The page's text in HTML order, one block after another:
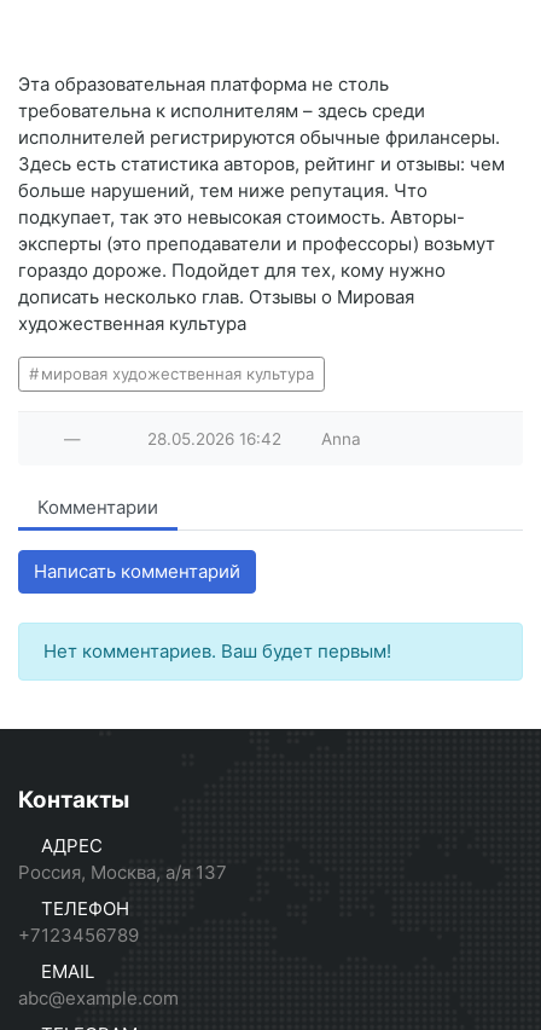
Эта образовательная платформа не столь
требовательна к исполнителям – здесь среди
исполнителей регистрируются обычные фрилансеры.
Здесь есть статистика авторов, рейтинг и отзывы: чем
больше нарушений, тем ниже репутация. Что
подкупает, так это невысокая стоимость. Авторы-
эксперты (это преподаватели и профессоры) возьмут
гораздо дороже. Подойдет для тех, кому нужно
дописать несколько глав. Отзывы о Мировая
художественная культура
мировая художественная культура
— 28.05.2026 16:42 Anna
Комментарии
Написать комментарий
Нет комментариев. Ваш будет первым!
Контакты
АДРЕС
Россия, Москва, а/я 137
ТЕЛЕФОН
+7123456789
EMAIL
abc@example.com